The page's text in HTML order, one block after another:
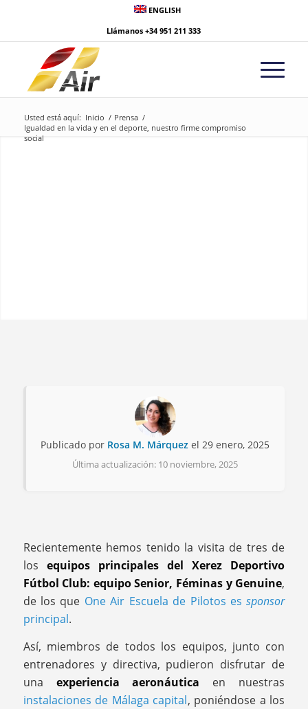
ENGLISH
Llámanos+34 951 211 333
Usted está aquí: Inicio / Prensa /
Igualdad en la vida y en el deporte, nuestro firme compromiso
social
Publicado por Rosa M. Márquez el 29 enero, 2025
Última actualización: 10 noviembre, 2025
Recientemente hemos tenido la visita de tres de
los equipos principales del Xerez Deportivo
Fútbol Club: equipo Senior, Féminas y Genuine,
de los que One Air Escuela de Pilotos essponsor
principal.
Así, miembros de todos los equipos, junto con
entrenadores y directiva, pudieron disfrutar de
una experiencia aeronáutica en nuestras
instalaciones de Málaga capital, poniéndose a los